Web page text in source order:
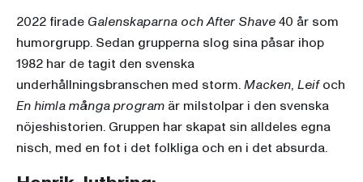
2022 firade Galenskaparna och After Shave40 år som
humorgrupp. Sedan grupperna slog sina påsar ihop
1982 har de tagit den svenska
underhållningsbranschen med storm.Macken, Leifoch
En himla många program är milstolpar i den svenska
nöjeshistorien. Gruppen har skapat sin alldeles egna
nisch, med en fot i det folkliga och en i det absurda.